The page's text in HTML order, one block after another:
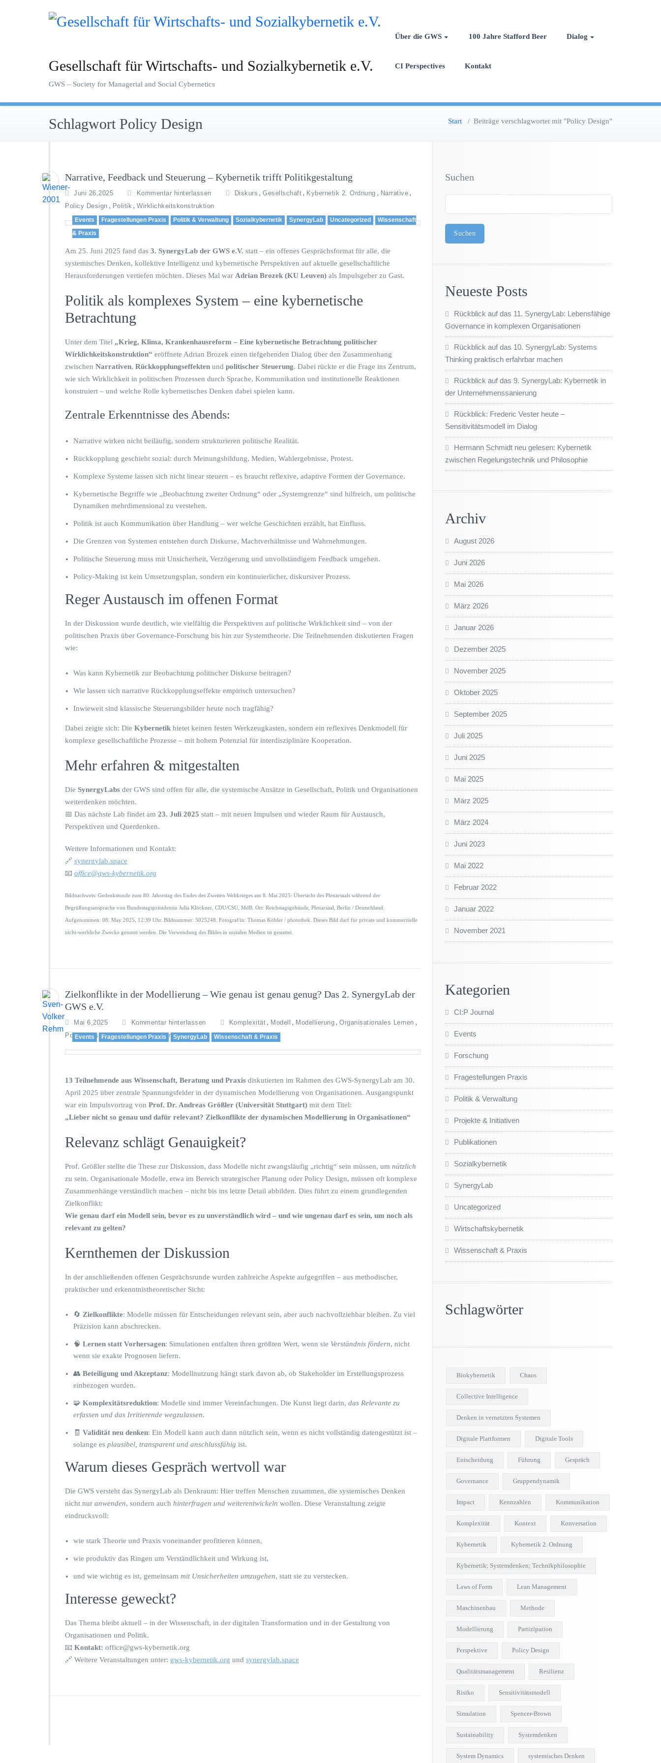
Gesellschaft für Wirtschafts- und Sozialkybernetik e.V.
GWS – Society for Managerial and Social Cybernetics
Über die GWS 100 Jahre Stafford Beer Dialog
CI Perspectives Kontakt
Schlagwort Policy Design Start / Beiträge verschlagwortet mit "Policy Design"
Narrative, Feedback und Steuerung – Kybernetik trifft Politikgestaltung
Juni 26,2025 Kommentar hinterlassen Diskurs , Gesellschaft , Kybernetik 2. Ordnung , Narrative ,
Policy Design , Politik , Wirklichkeitskonstruktion
Events Fragestellungen Praxis Politik & Verwaltung Sozialkybernetik SynergyLab Uncategorized
Wissenschaft
& Praxis
Am 25. Juni 2025 fand das 3. SynergyLab der GWS e.V. statt – ein offenes Gesprächsformat für alle, die
systemisches Denken, kollektive Intelligenz und kybernetische Perspektiven auf aktuelle gesellschaftliche
Herausforderungen vertiefen möchten. Dieses Mal war Adrian Brozek (KU Leuven) als Impulsgeber zu Gast.
Politik als komplexes System – eine kybernetische
Betrachtung
Unter dem Titel „Krieg, Klima, Krankenhausreform – Eine kybernetische Betrachtung politischer
Wirklichkeitskonstruktion“ eröffnete Adrian Brozek einen tiefgehenden Dialog über den Zusammenhang
zwischen Narrativen, Rückkopplungseffekten und politischer Steuerung. Dabei rückte er die Frage ins Zentrum,
wie sich Wirklichkeit in politischen Prozessen durch Sprache, Kommunikation und institutionelle Reaktionen
konstruiert – und welche Rolle kybernetisches Denken dabei spielen kann.
Zentrale Erkenntnisse des Abends:
Narrative wirken nicht beiläufig, sondern strukturieren politische Realität.
Rückkopplung geschieht sozial: durch Meinungsbildung, Medien, Wahlergebnisse, Protest.
Komplexe Systeme lassen sich nicht linear steuern – es braucht reflexive, adaptive Formen der Governance.
Kybernetische Begriffe wie „Beobachtung zweiter Ordnung“ oder „Systemgrenze“ sind hilfreich, um politische
Dynamiken mehrdimensional zu verstehen.
Politik ist auch Kommunikation über Handlung – wer welche Geschichten erzählt, hat Einfluss.
Die Grenzen von Systemen entstehen durch Diskurse, Machtverhältnisse und Wahrnehmungen.
Politische Steuerung muss mit Unsicherheit, Verzögerung und unvollständigem Feedback umgehen.
Policy-Making ist kein Umsetzungsplan, sondern ein kontinuierlicher, diskursiver Prozess.
Reger Austausch im offenen Format
In der Diskussion wurde deutlich, wie vielfältig die Perspektiven auf politische Wirklichkeit sind – von der
politischen Praxis über Governance-Forschung bis hin zur Systemtheorie. Die Teilnehmenden diskutierten Fragen
wie:
Was kann Kybernetik zur Beobachtung politischer Diskurse beitragen?
Wie lassen sich narrative Rückkopplungseffekte empirisch untersuchen?
Inwieweit sind klassische Steuerungsbilder heute noch tragfähig?
Dabei zeigte sich: Die Kybernetik bietet keinen festen Werkzeugkasten, sondern ein reflexives Denkmodell für
komplexe gesellschaftliche Prozesse – mit hohem Potenzial für interdisziplinäre Kooperation.
Mehr erfahren & mitgestalten
Die SynergyLabs der GWS sind offen für alle, die systemische Ansätze in Gesellschaft, Politik und Organisationen
weiterdenken möchten.
📅 Das nächste Lab findet am 23. Juli 2025 statt – mit neuen Impulsen und wieder Raum für Austausch,
Perspektiven und Querdenken.
Weitere Informationen und Kontakt:
🔗 synergylab.space
📧 office@gws-kybernetik.org
Bildnachweis: Gedenkstunde zum 80. Jahrestag des Endes des Zweiten Weltkrieges am 8. Mai 2025: Übersicht des Plenarsaals während der
Begrüßungsansprache von Bundestagspräsidentin Julia Klöckner, CDU/CSU, MdB. Ort: Reichstagsgebäude, Plenarsaal, Berlin / Deutschland.
Aufgenommen: 08. May 2025, 12:39 Uhr. Bildnummer: 5025248. Fotograf/in: Thomas Köhler / photothek. Dieses Bild darf für private und kommerzielle
nicht-werbliche Zwecke genutzt werden. Die Verwendung des Bildes in sozialen Medien ist gestattet.
Zielkonflikte in der Modellierung – Wie genau ist genau genug? Das 2. SynergyLab der
GWS e.V.
Mai 6,2025 Kommentar hinterlassen Komplexität , Modell , Modellierung , Organisationales Lernen ,
Policy Design,Simulation,Zielkonflikt
Events Fragestellungen Praxis SynergyLab Wissenschaft & Praxis
13 Teilnehmende aus Wissenschaft, Beratung und Praxis diskutierten im Rahmen des GWS-SynergyLab am 30.
April 2025 über zentrale Spannungsfelder in der dynamischen Modellierung von Organisationen. Ausgangspunkt
war ein Impulsvortrag von Prof. Dr. Andreas Größler (Universität Stuttgart) mit dem Titel:
„Lieber nicht so genau und dafür relevant? Zielkonflikte der dynamischen Modellierung in Organisationen“
Relevanz schlägt Genauigkeit?
Prof. Größler stellte die These zur Diskussion, dass Modelle nicht zwangsläufig „richtig“ sein müssen, um nützlich
zu sein. Organisationale Modelle, etwa im Bereich strategischer Planung oder Policy Design, müssen oft komplexe
Zusammenhänge verständlich machen – nicht bis ins letzte Detail abbilden. Dies führt zu einem grundlegenden
Zielkonflikt:
Wie genau darf ein Modell sein, bevor es zu unverständlich wird – und wie ungenau darf es sein, um noch als
relevant zu gelten?
Kernthemen der Diskussion
In der anschließenden offenen Gesprächsrunde wurden zahlreiche Aspekte aufgegriffen – aus methodischer,
praktischer und erkenntnistheoretischer Sicht:
🔄 Zielkonflikte: Modelle müssen für Entscheidungen relevant sein, aber auch nachvollziehbar bleiben. Zu viel
Präzision kann abschrecken.
🧠 Lernen statt Vorhersagen: Simulationen entfalten ihren größten Wert, wenn sie Verständnis fördern, nicht
wenn sie exakte Prognosen liefern.
👥 Beteiligung und Akzeptanz: Modellnutzung hängt stark davon ab, ob Stakeholder im Erstellungsprozess
einbezogen wurden.
🧩 Komplexitätsreduktion: Modelle sind immer Vereinfachungen. Die Kunst liegt darin, das Relevante zu
erfassen und das Irritierende wegzulassen.
🧾 Validität neu denken: Ein Modell kann auch dann nützlich sein, wenn es nicht vollständig datengestützt ist –
solange es plausibel, transparent und anschlussfähig ist.
Warum dieses Gespräch wertvoll war
Die GWS versteht das SynergyLab als Denkraum: Hier treffen Menschen zusammen, die systemisches Denken
nicht nur anwenden, sondern auch hinterfragen und weiterentwickeln wollen. Diese Veranstaltung zeigte
eindrucksvoll:
wie stark Theorie und Praxis voneinander profitieren können,
wie produktiv das Ringen um Verständlichkeit und Wirkung ist,
und wie wichtig es ist, gemeinsam mit Unsicherheiten umzugehen, statt sie zu verstecken.
Interesse geweckt?
Das Thema bleibt aktuell – in der Wissenschaft, in der digitalen Transformation und in der Gestaltung von
Organisationen und Politik.
📧 Kontakt: office@gws-kybernetik.org
🔗 Weitere Veranstaltungen unter: gws-kybernetik.org und synergylab.space
Suchen
Suchen
Neueste Posts
Rückblick auf das 11. SynergyLab: Lebensfähige
Governance in komplexen Organisationen
Rückblick auf das 10. SynergyLab: Systems
Thinking praktisch erfahrbar machen
Rückblick auf das 9. SynergyLab: Kybernetik in
der Unternehmenssanierung
Rückblick: Frederic Vester heute –
Sensitivitätsmodell im Dialog
Hermann Schmidt neu gelesen: Kybernetik
zwischen Regelungstechnik und Philosophie
Archiv
August 2026
Juni 2026
Mai 2026
März 2026
Januar 2026
Dezember 2025
November 2025
Oktober 2025
September 2025
Juli 2025
Juni 2025
Mai 2025
März 2025
März 2024
Juni 2023
Mai 2022
Februar 2022
Januar 2022
November 2021
Kategorien
CI:P Journal
Events
Forschung
Fragestellungen Praxis
Politik & Verwaltung
Projekte & Initiativen
Publikationen
Sozialkybernetik
SynergyLab
Uncategorized
Wirtschaftskybernetik
Wissenschaft & Praxis
Schlagwörter
Biokybernetik Chaos
Collective Intelligence
Denken in vernetzten Systemen
Digitale Plattformen Digitale Tools
Entscheidung Führung Gespräch
Governance Gruppendynamik
Impact Kennzahlen Kommunikation
Komplexität Kontext Konversation
Kybernetik Kybernetik 2. Ordnung
Kybernetik; Systemdenken; Technikphilosophie
Laws of Form Lean Management
Maschinenbau Methode
Modellierung Partizipation
Perspektive Policy Design
Qualitätsmanagement Resilienz
Risiko Sensitivitätsmodell
Simulation Spencer-Brown
Sustainability Systemdenken
System Dynamics systemisches Denken